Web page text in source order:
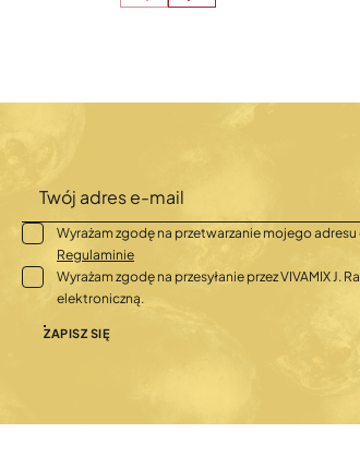
Wyrażam zgodę na przetwarzanie mojego
Regulaminie
Wyrażam zgodę na przesyłanie przez VIVAMIX
elektroniczną.
ZAPISZ SIĘ